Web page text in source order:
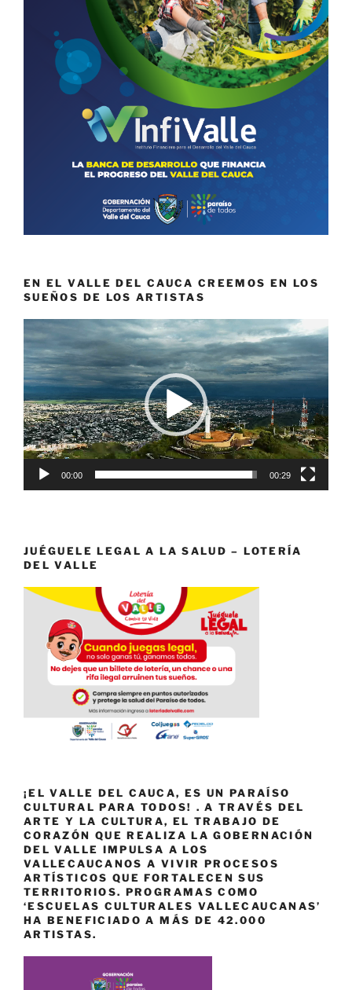
EN EL VALLE DEL CAUCA CREEMOS EN LOS
SUEÑOS DE LOS ARTISTAS
Reproductor
de
vídeo
00:00 00:29
JUÉGUELE LEGAL A LA SALUD – LOTERÍA
DEL VALLE
¡EL VALLE DEL CAUCA, ES UN PARAÍSO
CULTURAL PARA TODOS! . A TRAVÉS DEL
ARTE Y LA CULTURA, EL TRABAJO DE
CORAZÓN QUE REALIZA LA GOBERNACIÓN
DEL VALLE IMPULSA A LOS
VALLECAUCANOS A VIVIR PROCESOS
ARTÍSTICOS QUE FORTALECEN SUS
TERRITORIOS. PROGRAMAS COMO
‘ESCUELAS CULTURALES VALLECAUCANAS’
HA BENEFICIADO A MÁS DE 42.000
ARTISTAS.